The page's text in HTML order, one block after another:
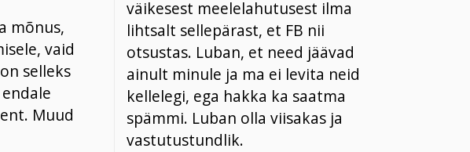
mõnus,
vaid
selleks
Muud
väikesest meelelahutusest ilma
lihtsalt sellepärast, et FB nii
otsustas. Luban, et need jäävad
ainult minule ja ma ei levita neid
kellelegi, ega hakka ka saatma
spämmi. Luban olla viisakas ja
vastutustundlik.